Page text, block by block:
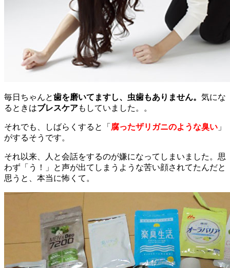
毎日ちゃんと歯を磨いてますし、虫歯もありません。 気にな
るときはブレスケアもしていました。。
それでも、しばらくすると「 腐ったザリガニのような臭い 」
がするそうです。
それ以来、人と会話をするのが嫌になってしまいました。思
わず「う！」と声が出てしまうような苦い顔されてたんだと
思うと、本当に怖くて。